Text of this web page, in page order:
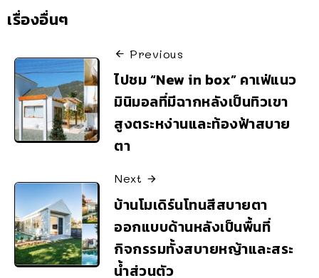
เรื่องอื่นๆ
Previous
ไปชม “New in box” คาเฟ่แนว
มินิมอลที่มีฉากหลังเป็นทิวเขา
สูงตระหง่านและท้องฟ้าสบาย
ตา
Next
บ้านโมเดิร์นโทนสีสบายตา
ออกแบบด้านหลังเป็นพื้นที่
กิจกรรมทั้งสบายหญ้าและสระ
น้ำส่วนตัว